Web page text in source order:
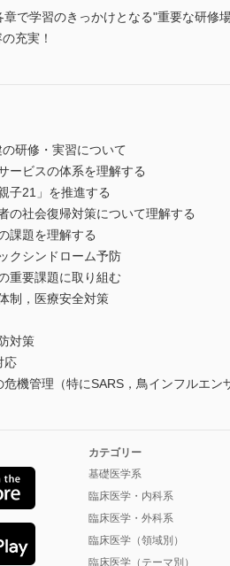
章で学習のきっかけとなる"重要な研修
充実！
研修・実習について
ビスの体系を理解する
21」を推進する
社会復帰対策について理解する
課題を理解する
クシンドローム予防
重要課題に取り組む
制，医療安全対策
対策
応
機管理（特にSARS，鳥インフルエン
カテゴリー
基礎医学系
臨床医学・内科系
臨床医学・外科系
臨床医学（領域別）
臨床医学（テーマ別）